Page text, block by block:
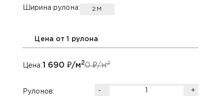
Ширина рулона: 2М
Цена от 1 рулона
Цена:1 690 ₽/м20₽/м2
Рулонов: - +